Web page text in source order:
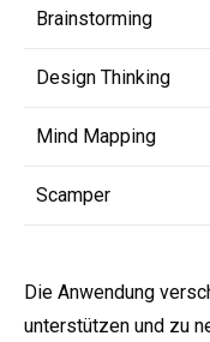
Brainstorming
Design Thinking
Mind Mapping
Scamper
Die Anwendung
unterstützen und zu